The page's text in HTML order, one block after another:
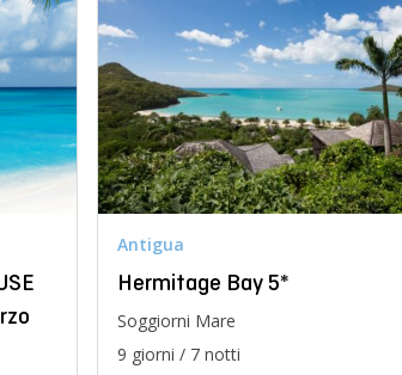
Antigua
Hermitage Bay 5*
Soggiorni Mare
9 giorni / 7 notti